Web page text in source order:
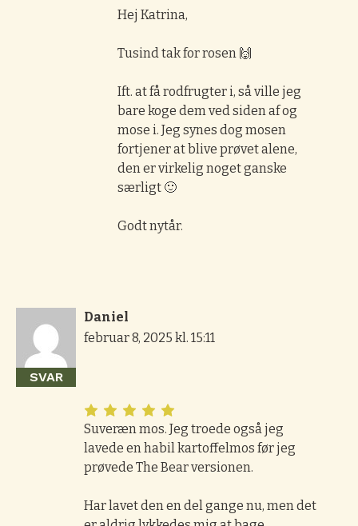
Hej Katrina,
Tusind tak for rosen 🙌
Ift. at få rodfrugter i, så ville jeg
bare koge dem ved siden af og
mose i. Jeg synes dog mosen
fortjener at blive prøvet alene,
den er virkelig noget ganske
særligt 🙂
Godt nytår.
SVAR
Daniel
februar 8, 2025 kl. 15:11
Suveræn mos. Jeg troede også jeg
lavede en habil kartoffelmos før jeg
prøvede The Bear versionen.
Har lavet den en del gange nu, men det